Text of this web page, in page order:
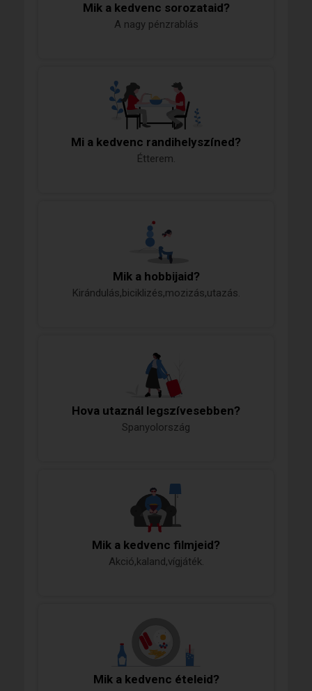
Mik a kedvenc sorozataid?
A nagy pénzrablás
Mi a kedvenc randihelyszíned?
Étterem.
Mik a hobbijaid?
Kirándulás,biciklizés,mozizás,utazás.
Hova utaznál legszívesebben?
Spanyolország
Mik a kedvenc filmjeid?
Akció,kaland,vígjáték.
Mik a kedvenc ételeid?